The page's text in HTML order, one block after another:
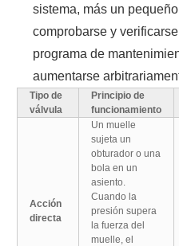
sistema, más un
comprobarse y
programa de
aumentarse
Tipo de
válvula
Principio de
funcionamiento
Acción
directa
Un muelle
sujeta un
obturador o una
bola en un
asiento.
Cuando la
presión supera
la fuerza del
muelle, el